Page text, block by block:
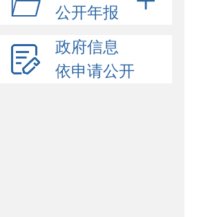
公开年报
政府信息
依申请公开